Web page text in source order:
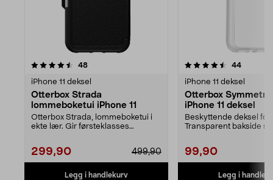
48anmeldelser
iPhone 11 deksel
Otterbox Strada
lommeboketui iPhone 11
Otterbox Strada, lommeboketui i
ekte lær. Gir førsteklasses
499,90
299,90
Legg i handlekurv
4.5av 5 stjerner 44
iPhone 11 deksel
Otterbox
iPhone 11 deksel
Beskyttende deksel for
Transparent bakside
99,90
Legg i